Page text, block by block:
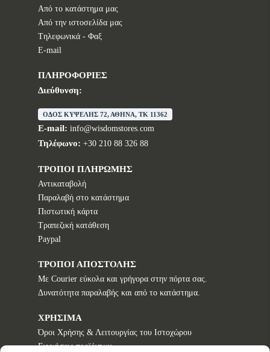
Από το κατάστημα μας
Από την ιστοσελίδα μας
Tηλεφωνικά - Φαξ
E-mail
ΠΛΗΡΟΦΟΡΙΕΣ
Διεύθυνση:
ΟΔΟΣ ΚΥΨΕΛΗΣ 72, ΑΘΗΝΑ, TK 11362
E-mail: info@wisdomstores.com
Τηλέφωνο: +30 210 88 326 88
ΤΡΟΠΟΙ ΠΛΗΡΩΜΗΣ
Αντικαταβολή
Παραλαβή στο κατάστημα
Πιστωτική κάρτα
Τραπεζική κατάθεση
Paypal
ΤΡΟΠΟΙ ΑΠΟΣΤΟΛΗΣ
Με Courier εύκολα και γρήγορα στην πόρτα σας.
Δυνατότητα παραλαβής και από το κατάστημα.
ΧΡΗΣΙΜΑ
Όροι Χρήσης & Λειτουργίας του Ιστοχώρου
Εγγυήσεις προϊόντων